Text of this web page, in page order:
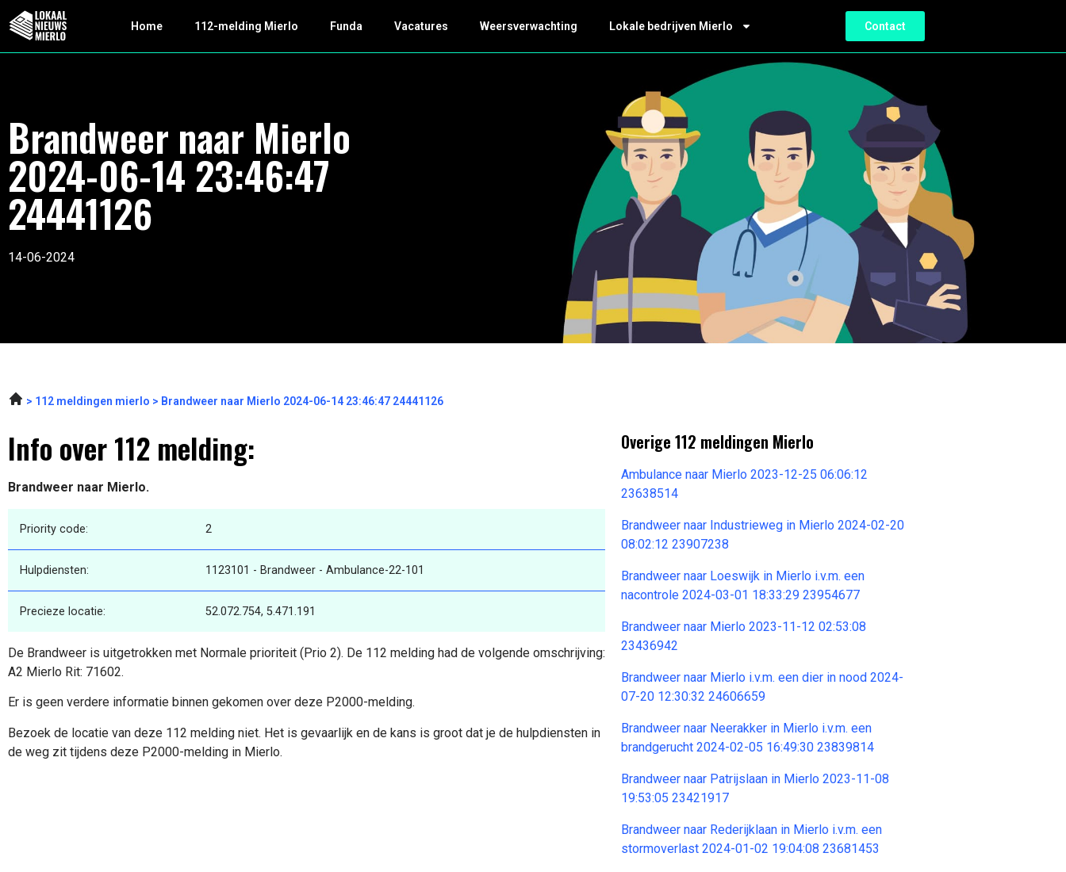
Home 112-melding Mierlo Funda Vacatures Weersverwachting Lokale bedrijven Mierlo Contact
Brandweer naar Mierlo
2024-06-14 23:46:47
24441126
14-06-2024
112 meldingen mierlo Brandweer naar Mierlo 2024-06-14 23:46:47 24441126
Info over 112 melding:
Brandweer naar Mierlo.
Priority code: 2
Hulpdiensten: 1123101 - Brandweer - Ambulance-22-101
Precieze locatie: 52.072.754, 5.471.191
De Brandweer is uitgetrokken met Normale prioriteit (Prio 2). De 112 melding had de volgende omschrijving:
A2 Mierlo Rit: 71602.
Er is geen verdere informatie binnen gekomen over deze P2000-melding.
Bezoek de locatie van deze 112 melding niet. Het is gevaarlijk en de kans is groot dat je de hulpdiensten in
de weg zit tijdens deze P2000-melding in Mierlo.
Overige 112 meldingen Mierlo
Ambulance naar Mierlo 2023-12-25 06:06:12
23638514
Brandweer naar Industrieweg in Mierlo 2024-02-20
08:02:12 23907238
Brandweer naar Loeswijk in Mierlo i.v.m. een
nacontrole 2024-03-01 18:33:29 23954677
Brandweer naar Mierlo 2023-11-12 02:53:08
23436942
Brandweer naar Mierlo i.v.m. een dier in nood 2024-
07-20 12:30:32 24606659
Brandweer naar Neerakker in Mierlo i.v.m. een
brandgerucht 2024-02-05 16:49:30 23839814
Brandweer naar Patrijslaan in Mierlo 2023-11-08
19:53:05 23421917
Brandweer naar Rederijklaan in Mierlo i.v.m. een
stormoverlast 2024-01-02 19:04:08 23681453